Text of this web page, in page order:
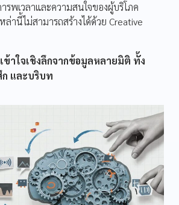
รพเวลาและความสนใจของผู้บริโภค
ล่านี้ไม่สามารถสร้างได้ด้วย Creative
ข้าใจเชิงลึกจากข้อมูลหลายมิติ ทั้ง
และบริบท